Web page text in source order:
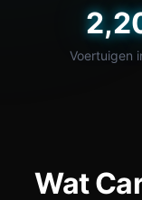
Voertuigen
Wat